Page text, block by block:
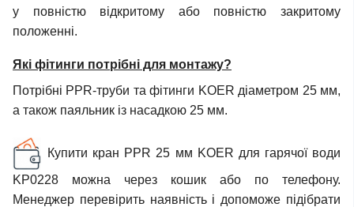
у повністю відкритому або повністю закритому
положенні.
Які фітинги потрібні для монтажу?
Потрібні PPR-труби та фітинги KOER діаметром 25 мм,
а також паяльник із насадкою 25 мм.
Купити кран PPR 25 мм KOER для гарячої води
KP0228 можна через кошик або по телефону.
Менеджер перевірить наявність і допоможе підібрати